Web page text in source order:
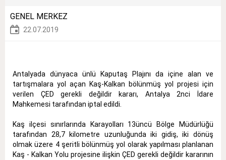
GENEL MERKEZ
22.07.2019
Antalyada dünyaca ünlü Kaputaş Plajını da içine alan ve
tartışmalara yol açan Kaş-Kalkan bölünmüş yol projesi için
verilen ÇED gerekli değildir kararı, Antalya 2nci İdare
Mahkemesi tarafından iptal edildi.
Kaş ilçesi sınırlarında Karayolları 13üncü Bölge Müdürlüğü
tarafından 28,7 kilometre uzunluğunda iki gidiş, iki dönüş
olmak üzere 4 şeritli bölünmüş yol olarak yapılması planlanan
Kaş - Kalkan Yolu projesine ilişkin ÇED gerekli değildir kararının